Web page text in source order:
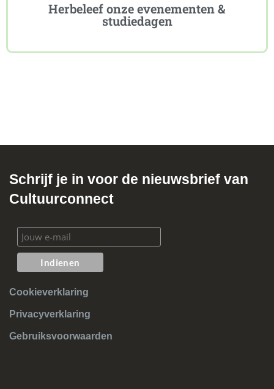
Herbeleef onze evenementen &
studiedagen
Schrijf je in voor de nieuwsbrief van
Cultuurconnect
Cookieverklaring
Privacyverklaring
Gebruiksvoorwaarden